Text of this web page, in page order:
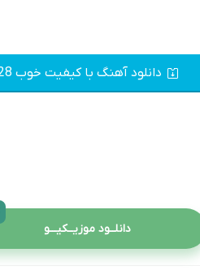
دانلود آهنگ با کیفیت خوب 128
دانلــود موزیــکیـــو